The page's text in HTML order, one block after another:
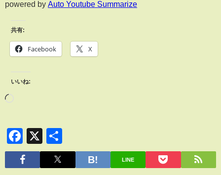
powered by Auto Youtube Summarize
共有:
Facebook X
いいね:
Facebook
X
有
LINE